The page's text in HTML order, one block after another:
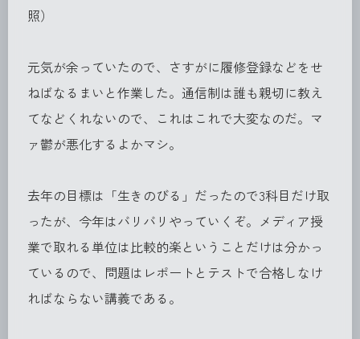
照）
元気が余っていたので、さすがに履修登録などをせ
ねばなるまいと作業した。通信制は誰も親切に教え
てなどくれないので、これはこれで大変なのだ。マ
ァ鬱が悪化するよかマシ。
去年の目標は「生きのびる」だったので3科目だけ取
ったが、今年はバリバリやっていくぞ。メディア授
業で取れる単位は比較的楽ということだけは分かっ
ているので、問題はレポートとテストで合格しなけ
ればならない講義である。